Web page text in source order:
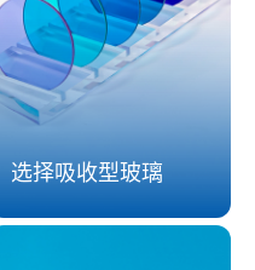
光学玻璃
提升企业社
选择吸收型玻璃